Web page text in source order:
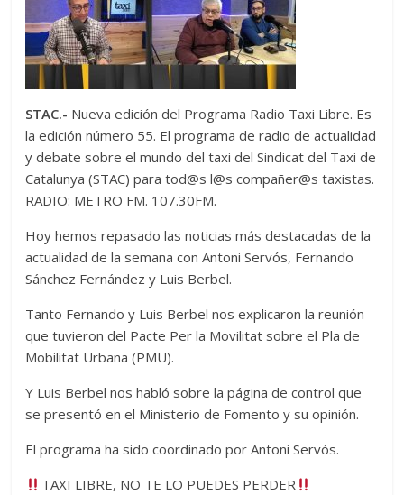
STAC.- Nueva edición del Programa Radio Taxi Libre. Es
la edición número 55. El programa de radio de actualidad
y debate sobre el mundo del taxi del Sindicat del Taxi de
Catalunya (STAC) para tod@s l@s compañer@s taxistas.
RADIO: METRO FM. 107.30FM.
Hoy hemos repasado las noticias más destacadas de la
actualidad de la semana con Antoni Servós, Fernando
Sánchez Fernández y Luis Berbel.
Tanto Fernando y Luis Berbel nos explicaron la reunión
que tuvieron del Pacte Per la Movilitat sobre el Pla de
Mobilitat Urbana (PMU).
Y Luis Berbel nos habló sobre la página de control que
se presentó en el Ministerio de Fomento y su opinión.
El programa ha sido coordinado por Antoni Servós.
TAXI LIBRE, NO TE LO PUEDES PERDER